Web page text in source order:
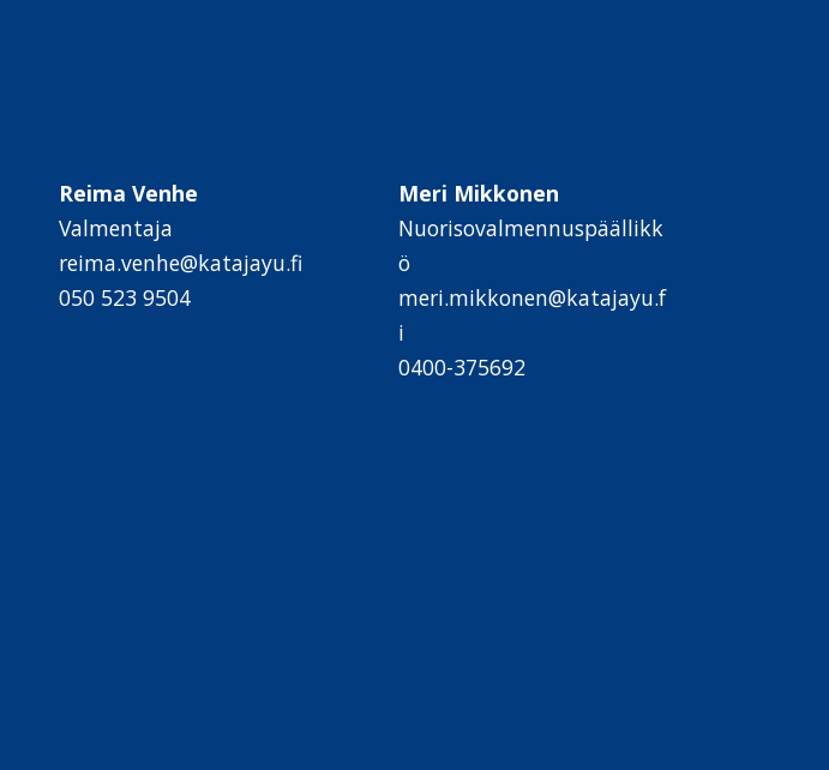
Reima Venhe
Valmentaja
reima.venhe@katajayu.fi
050 523 9504
Meri Mikkonen
Nuorisovalmennuspäällikk
ö
meri.mikkonen@katajayu.f
i
0400-375692